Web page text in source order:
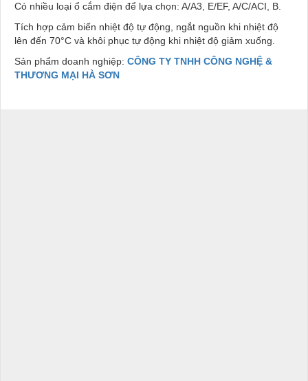
Có nhiều loại ổ cắm điện để lựa chọn: A/A3, E/EF, A/C/ACI, B.
Tích hợp cảm biến nhiệt độ tự động, ngắt nguồn khi nhiệt độ
lên đến 70°C và khôi phục tự động khi nhiệt độ giảm xuống.
Sản phẩm doanh nghiệp: CÔNG TY TNHH CÔNG NGHỆ &
THƯƠNG MẠI HÀ SƠN